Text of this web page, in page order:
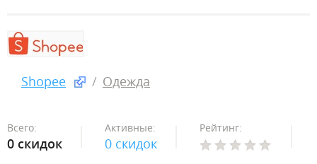
Shopee Одежда
Всего:
0 скидок
Активные:
0 скидок
Рейтинг: